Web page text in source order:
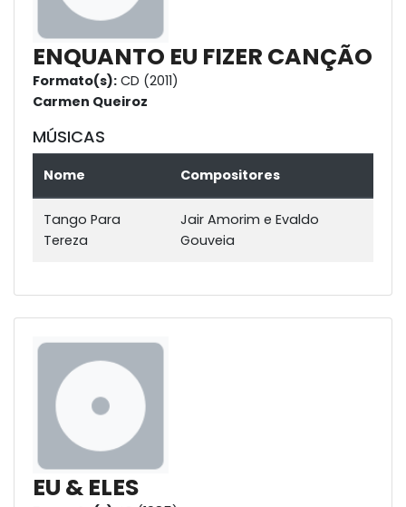
ENQUANTO EU FIZER CANÇÃO
Formato(s): CD (2011)
Carmen Queiroz
MÚSICAS
Nome Compositores
Tango Para
Tereza
Jair Amorim e Evaldo
Gouveia
EU & ELES